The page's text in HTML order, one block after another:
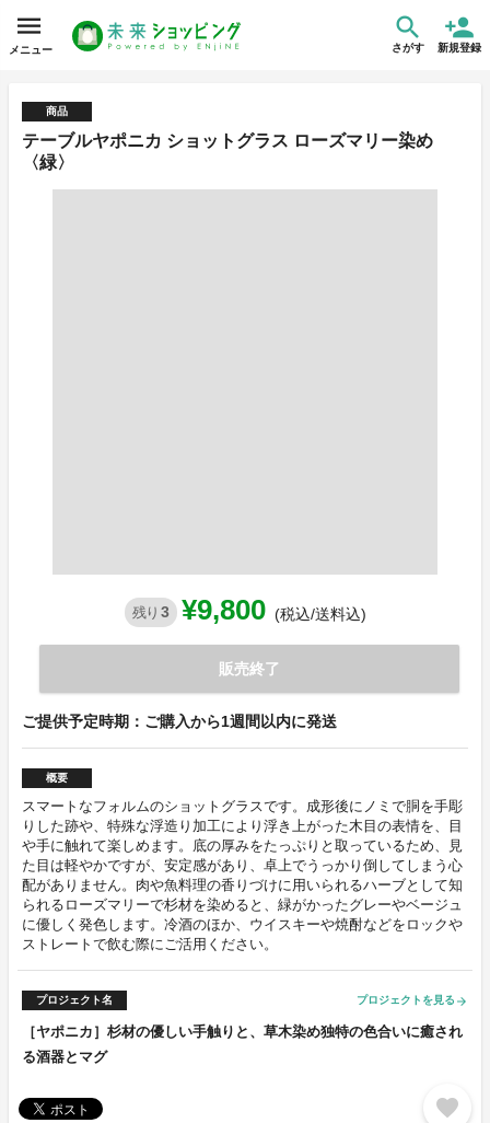
メニュー さがす 新規登録
商品
テーブルヤポニカ ショットグラス ローズマリー染め
〈緑〉
残り 3 ¥9,800 (税込/送料込)
販売終了
ご提供予定時期：ご購入から1週間以内に発送
概要
スマートなフォルムのショットグラスです。成形後にノミで胴を手彫
りした跡や、特殊な浮造り加工により浮き上がった木目の表情を、目
や手に触れて楽しめます。底の厚みをたっぷりと取っているため、見
た目は軽やかですが、安定感があり、卓上でうっかり倒してしまう心
配がありません。肉や魚料理の香りづけに用いられるハーブとして知
られるローズマリーで杉材を染めると、緑がかったグレーやベージュ
に優しく発色します。冷酒のほか、ウイスキーや焼酎などをロックや
ストレートで飲む際にご活用ください。
プロジェクト名 プロジェクトを見る arrow_forward
［ヤポニカ］杉材の優しい手触りと、草木染め独特の色合いに癒され
る酒器とマグ
favorite